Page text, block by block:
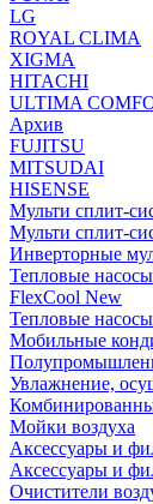
LG
ROYAL CLIMA
XIGMA
HITACHI
ULTIMA
Архив
FUJITSU
MITSUDAI
HISENSE
Мульти сплит-
Мульти сплит-
Инверторные
Тепловые насосы
FlexCool New
Тепловые
Мобильные
Увлажнение,
Мойки воздуха
Аксессуары и
Аксессуары и
Очистители